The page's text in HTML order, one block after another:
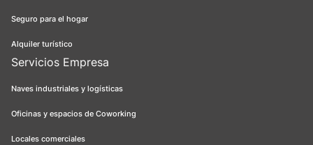
Seguro para el hogar
Alquiler turístico
Servicios Empresa
Naves industriales y logísticas
Oficinas y espacios de Coworking
Locales comerciales